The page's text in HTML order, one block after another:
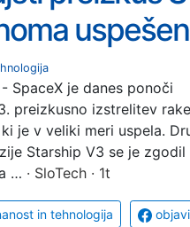
uspešen
SpaceX je danes ponoči
preizkusno izstrelitev
je v veliki meri uspela.
Starship V3 se je
… · SloTech · 1t
in tehnologija objavi